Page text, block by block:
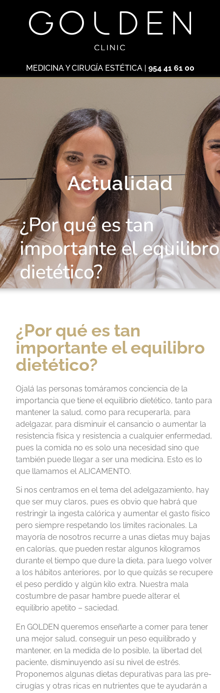
MEDICINA Y CIRUGÍA ESTÉTICA| 954 41 61 00
Actualidad
¿Por qué es tan
importante el equilibro
dietético?
¿Por qué es tan
importante el equilibro
dietético?
Ojalá las personas tomáramos conciencia de la
importancia que tiene el equilibrio dietético, tanto para
mantener la salud, como para recuperarla, para
adelgazar, para disminuir el cansancio o aumentar la
resistencia física y resistencia a cualquier enfermedad,
pues la comida no es solo una necesidad sino que
también puede llegar a ser una medicina. Esto es lo
que llamamos el ALICAMENTO.
Si nos centramos en el tema del adelgazamiento, hay
que ser muy claros, pues es obvio que habrá que
restringir la ingesta calórica y aumentar el gasto físico
pero siempre respetando los límites racionales. La
mayoría de nosotros recurre a unas dietas muy bajas
en calorías, que pueden restar algunos kilogramos
durante el tiempo que dure la dieta, para luego volver
a los hábitos anteriores, por lo que quizás se recupere
el peso perdido y algún kilo extra. Nuestra mala
costumbre de pasar hambre puede alterar el
equilibrio apetito – saciedad.
En GOLDEN queremos enseñarte a comer para tener
una mejor salud, conseguir un peso equilibrado y
mantener, en la medida de lo posible, la libertad del
paciente, disminuyendo así su nivel de estrés.
Proponemos algunas dietas depurativas para las pre-
cirugías y otras ricas en nutrientes que te ayudarán a